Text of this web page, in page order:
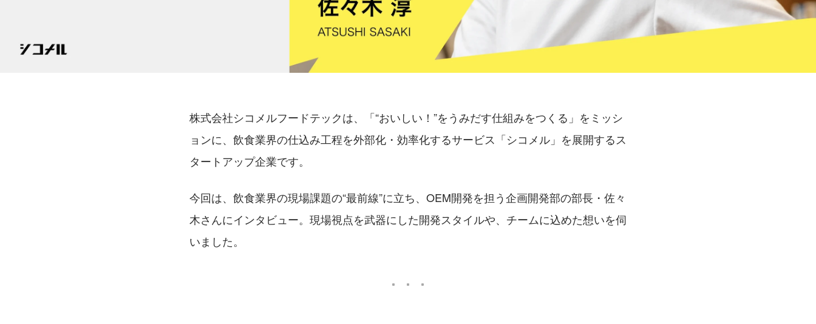
株式会社シコメルフードテックは、「“おいしい！”をうみだす仕組みをつくる」をミッシ
ョンに、飲食業界の仕込み工程を外部化・効率化するサービス「シコメル」を展開するス
タートアップ企業です。
今回は、飲食業界の現場課題の“最前線”に立ち、OEM開発を担う企画開発部の部長・佐々
木さんにインタビュー。現場視点を武器にした開発スタイルや、チームに込めた想いを伺
いました。